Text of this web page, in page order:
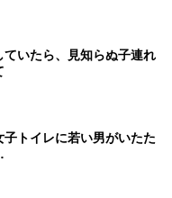
ていたら、見知らぬ子連れ
子トイレに若い男がいたた